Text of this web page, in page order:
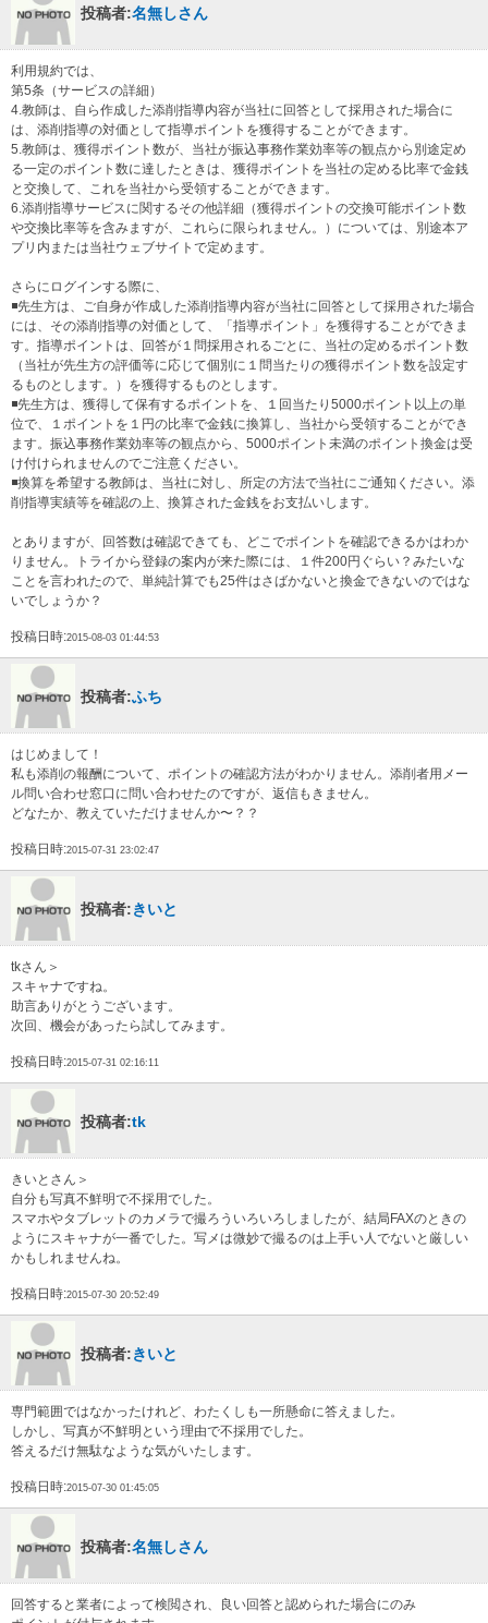
投稿者:名無しさん
利用規約では、
第5条（サービスの詳細）
4.教師は、自ら作成した添削指導内容が当社に回答として採用された場合に
は、添削指導の対価として指導ポイントを獲得することができます。
5.教師は、獲得ポイント数が、当社が振込事務作業効率等の観点から別途定め
る一定のポイント数に達したときは、獲得ポイントを当社の定める比率で金銭
と交換して、これを当社から受領することができます。
6.添削指導サービスに関するその他詳細（獲得ポイントの交換可能ポイント数
や交換比率等を含みますが、これらに限られません。）については、別途本ア
プリ内または当社ウェブサイトで定めます。
さらにログインする際に、
◾先生方は、ご自身が作成した添削指導内容が当社に回答として採用された場合
には、その添削指導の対価として、「指導ポイント」を獲得することができま
す。指導ポイントは、回答が１問採用されるごとに、当社の定めるポイント数
（当社が先生方の評価等に応じて個別に１問当たりの獲得ポイント数を設定す
るものとします。）を獲得するものとします。
◾先生方は、獲得して保有するポイントを、１回当たり5000ポイント以上の単
位で、１ポイントを１円の比率で金銭に換算し、当社から受領することができ
ます。振込事務作業効率等の観点から、5000ポイント未満のポイント換金は受
け付けられませんのでご注意ください。
◾換算を希望する教師は、当社に対し、所定の方法で当社にご通知ください。添
削指導実績等を確認の上、換算された金銭をお支払いします。
とありますが、回答数は確認できても、どこでポイントを確認できるかはわか
りません。トライから登録の案内が来た際には、１件200円ぐらい？みたいな
ことを言われたので、単純計算でも25件はさばかないと換金できないのではな
いでしょうか？
投稿日時:2015-08-03 01:44:53
投稿者:ふち
はじめまして！
私も添削の報酬について、ポイントの確認方法がわかりません。添削者用メー
ル問い合わせ窓口に問い合わせたのですが、返信もきません。
どなたか、教えていただけませんか〜？？
投稿日時:2015-07-31 23:02:47
投稿者:きいと
tkさん＞
スキャナですね。
助言ありがとうございます。
次回、機会があったら試してみます。
投稿日時:2015-07-31 02:16:11
投稿者:tk
きいとさん＞
自分も写真不鮮明で不採用でした。
スマホやタブレットのカメラで撮ろういろいろしましたが、結局FAXのときの
ようにスキャナが一番でした。写メは微妙で撮るのは上手い人でないと厳しい
かもしれませんね。
投稿日時:2015-07-30 20:52:49
投稿者:きいと
専門範囲ではなかったけれど、わたくしも一所懸命に答えました。
しかし、写真が不鮮明という理由で不採用でした。
答えるだけ無駄なような気がいたします。
投稿日時:2015-07-30 01:45:05
投稿者:名無しさん
回答すると業者によって検閲され、良い回答と認められた場合にのみ